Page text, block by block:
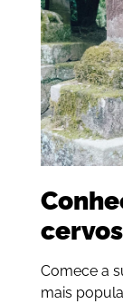
Comece a
mais